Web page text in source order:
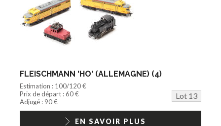
FLEISCHMANN 'HO' (ALLEMAGNE) (4)
Estimation : 100/120 €
Prix de départ : 60 €
Lot 13
Adjugé : 90 €
EN SAVOIR PLUS